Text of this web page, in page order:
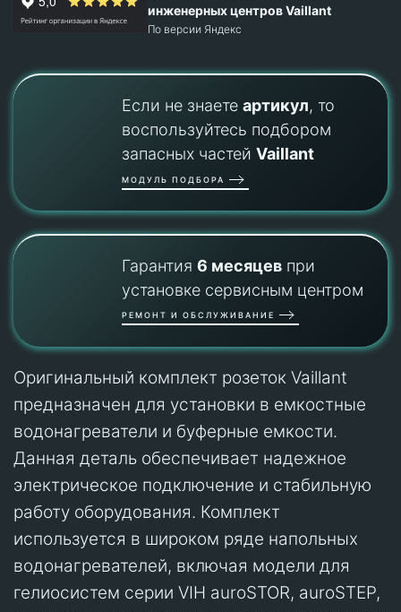
инженерных центров Vaillant
По версии Яндекс
Если не знаете артикул, то
воспользуйтесь подбором
запасных частей Vaillant
МОДУЛЬ ПОДБОРА
Гарантия 6 месяцевпри
установке сервисным центром
РЕМОНТ И ОБСЛУЖИВАНИЕ
Оригинальный комплект розеток Vaillant
предназначен для установки в емкостные
водонагреватели и буферные емкости.
Данная деталь обеспечивает надежное
электрическое подключение и стабильную
работу оборудования. Комплект
используется в широком ряде напольных
водонагревателей, включая модели для
гелиосистем серии VIH auroSTOR, auroSTEP,